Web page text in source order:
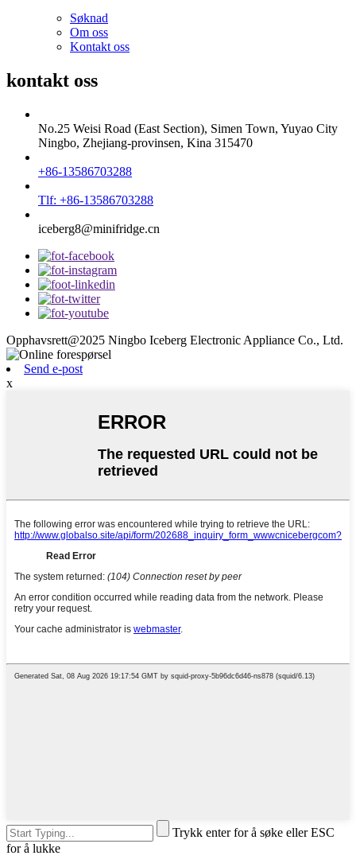
Søknad
Om oss
Kontakt oss
kontakt oss
No.25 Weisi Road (East Section), Simen Town, Yuyao City
Ningbo, Zhejiang-provinsen, Kina 315470
+86-13586703288
Tlf: +86-13586703288
iceberg8@minifridge.cn
Opphavsrett@2025 Ningbo Iceberg Electronic Appliance Co., Ltd.
Send e-post
x
Trykk enter for å søke eller ESC
for å lukke